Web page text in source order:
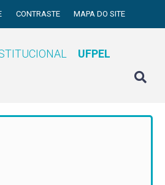
CONTRASTE MAPA DO SITE
UFPEL